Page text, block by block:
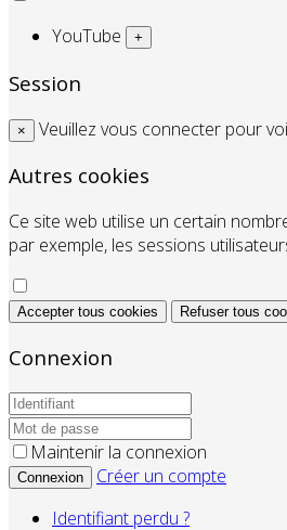
YouTube +
Session
× Veuillez vous connecter pour
Autres cookies
Ce site web utilise un certain
par exemple, les sessions
Accepter tous cookies Refuser tous
Connexion
Maintenir la connexion
Connexion
Créer un compte
Identifiant perdu ?